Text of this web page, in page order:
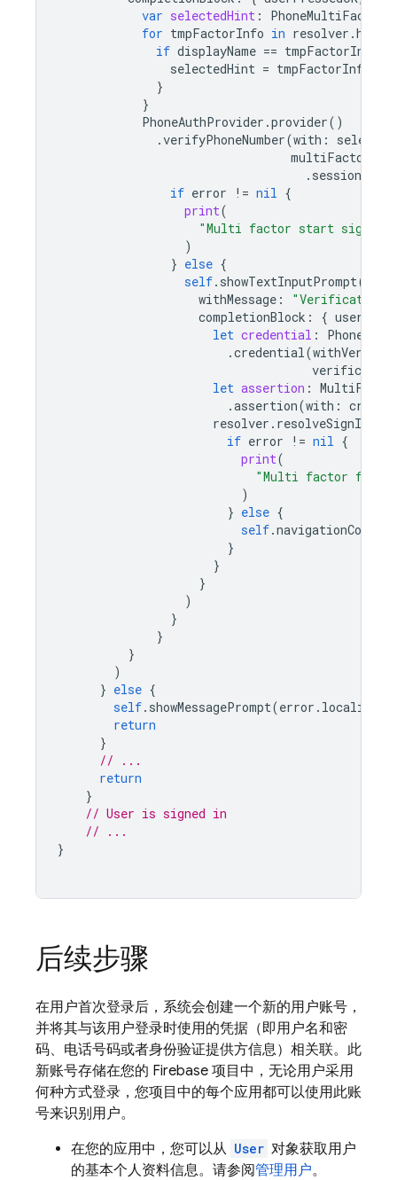
var selectedHint :
for tmpFactorInfo in resolver .hints
if displayName == tmpFactorInfo
selectedHint = tmpFactorInfo
}
}
PhoneAuthProvider .provider()
.verifyPhoneNumber(with :
. session
if error != nil {
print(
"Multi factor start sign
)
} else {
self. showTextInputPrompt(
withMessage :
"Verification
completionBlock : {
let credential :
.credential(
let assertion :
.assertion(with :
resolver . resolveSignIn
if error != nil {
print(
"Multi factor
)
} else {
self.
}
}
}
)
}
}
}
)
} else {
self. showMessagePrompt(error .
return
}
// ...
return
}
// User is signed in
// ...
}
后续步骤
在用户首次登录后，系统会创建一个新的用户账号，
并将其与该用户登录时使用的凭据（即用户名和密
码、电话号码或者身份验证提供方信息）相关联。此
新账号存储在您的 Firebase 项目中，无论用户采用
何种方式登录，您项目中的每个应用都可以使用此账
号来识别用户。
在您的应用中，您可以从 User 对象获取用户
的基本个人资料信息。请参阅管理用户。